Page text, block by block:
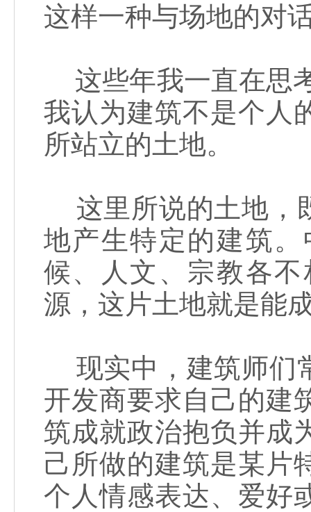
这样一种与场地的对
这些年我一直在思
我认为建筑不是个人
所站立的土地。
这里所说的土地，
地产生特定的建筑
候、人文、宗教各
源，这片土地就是能
现实中，建筑师们
开发商要求自己的建
筑成就政治抱负并成
己所做的建筑是某片
个人情感表达、爱好